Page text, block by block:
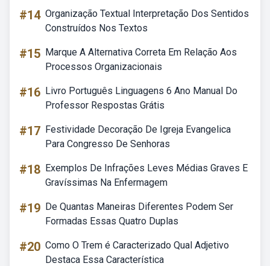
#14 Organização Textual Interpretação Dos Sentidos
Construídos Nos Textos
#15 Marque A Alternativa Correta Em Relação Aos
Processos Organizacionais
#16 Livro Português Linguagens 6 Ano Manual Do
Professor Respostas Grátis
#17 Festividade Decoração De Igreja Evangelica
Para Congresso De Senhoras
#18 Exemplos De Infrações Leves Médias Graves E
Gravíssimas Na Enfermagem
#19 De Quantas Maneiras Diferentes Podem Ser
Formadas Essas Quatro Duplas
#20 Como O Trem é Caracterizado Qual Adjetivo
Destaca Essa Característica